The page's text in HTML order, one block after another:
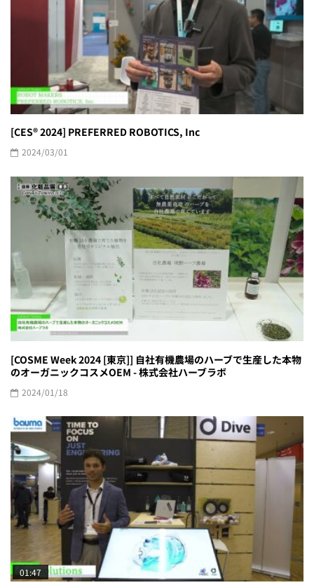
[CES® 2024] PREFERRED ROBOTICS, Inc
2024/03/01
[COSME Week 2024 [東京]] 自社有機農場のハーブで生産した本物
のオーガニックコスメOEM - 株式会社ハーブラボ
2024/01/18
01:47